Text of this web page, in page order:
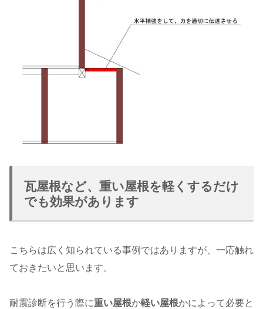
瓦屋根など、重い屋根を軽くするだけ
でも効果があります
こちらは広く知られている事例ではありますが、一応触れ
ておきたいと思います。
耐震診断を行う際に重い屋根か軽い屋根かによって必要と